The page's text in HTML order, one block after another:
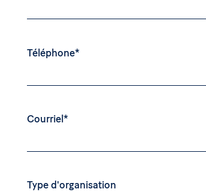
Téléphone*
Courriel*
Type d'organisation